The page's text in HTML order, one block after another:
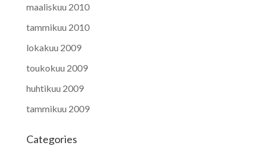
maaliskuu 2010
tammikuu 2010
lokakuu 2009
toukokuu 2009
huhtikuu 2009
tammikuu 2009
Categories